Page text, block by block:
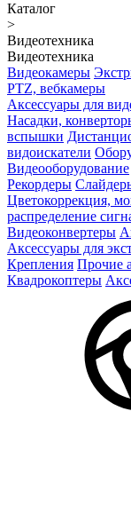
Каталог
>
Видеотехника
Видеотехника
Видеокамеры
PTZ, вебкамеры
Аксессуары для
Насадки,
вспышки
видоискатели
Видеооборудование
Рекордеры
Цветокоррекция,
распределение
Видеоконвертеры
Аксессуары для
Крепления Прочие
Квадрокоптеры